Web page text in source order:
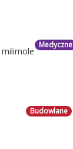
Medyczne
Budowlane